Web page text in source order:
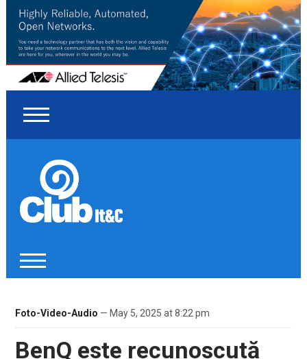
Foto-Video-Audio — May 5, 2025 at 8:22 pm
BenQ este recunoscută